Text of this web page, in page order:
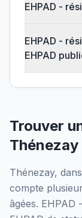
EHPAD -
EHPAD -
EHPAD
Trouver
Thénezay
Thénezay,
compte
âgées. EHPAD